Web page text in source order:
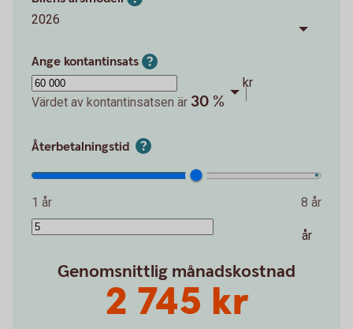
2026
Ange kontantinsats
kr
Värdet av kontantinsatsen är 30 %
Återbetalningstid
1 år 8 år
år
Genomsnittlig månadskostnad
2 745 kr